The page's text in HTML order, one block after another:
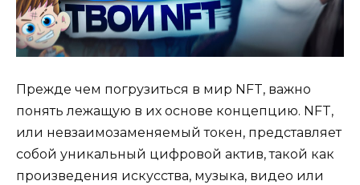
Прежде чем погрузиться в мир NFT, важно
понять лежащую в их основе концепцию. NFT,
или невзаимозаменяемый токен, представляет
собой уникальный цифровой актив, такой как
произведения искусства, музыка, видео или